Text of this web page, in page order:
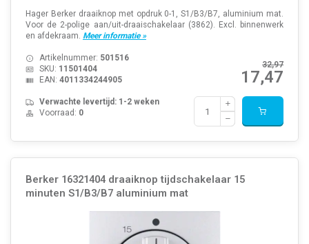
Hager Berker draaiknop met opdruk 0-1, S1/B3/B7, aluminium mat.
Voor de 2-polige aan/uit-draaischakelaar (3862). Excl. binnenwerk
en afdekraam. Meer informatie »
32,97
17,47
Artikelnummer: 501516
SKU: 11501404
EAN: 4011334244905
Verwachte levertijd: 1-2 weken
Voorraad: 0
Berker 16321404 draaiknop tijdschakelaar 15
minuten S1/B3/B7 aluminium mat